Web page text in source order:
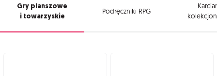
Gry planszowe
i towarzyskie
Podręczniki RPG